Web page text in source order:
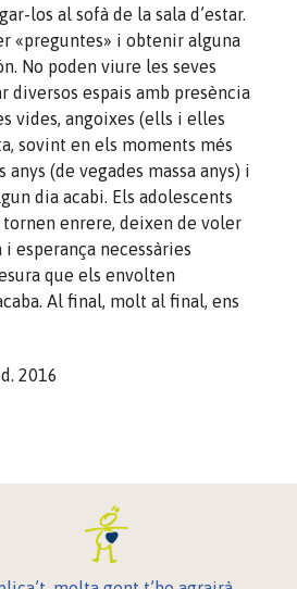
los al sofà de la sala d’estar.
«preguntes» i obtenir alguna
No poden viure les seves
diversos espais amb presència
vides, angoixes (ells i elles
sovint en els moments més
(de vegades massa anys) i
dia acabi. Els adolescents
tornen enrere, deixen de voler
esperança necessàries
que els envolten
Al final, molt al final, ens
2016